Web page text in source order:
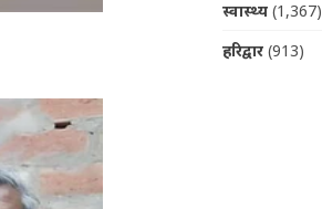
स्वास्थ्य(1,367)
हरिद्वार(913)